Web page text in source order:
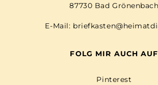
87730 Bad Grönenbach
E-Mail:
FOLG MIR AUCH AUF
Pinterest